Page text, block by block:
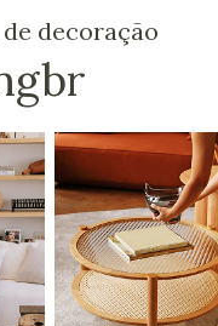
decoração